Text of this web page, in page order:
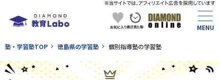
塾・学習塾TOP 徳島県の学習塾 個別指導塾の学習塾